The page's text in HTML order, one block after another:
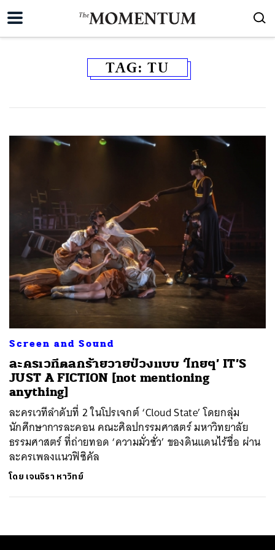
TAG: TU
Screen and Sound
ละครเวทีตลกร้ายวายป่วงแบบ ‘ไทยๆ’ IT’S
JUST A FICTION [not mentioning
anything]
ละครเวทีลำดับที่ 2 ในโปรเจกต์ ‘Cloud State’ โดยกลุ่ม
นักศึกษาการละคอน คณะศิลปกรรมศาสตร์ มหาวิทยาลัย
ธรรมศาสตร์ ที่ถ่ายทอด ‘ความมั่วซั่ว’ ของดินแดนไร้ชื่อ ผ่าน
ละครเพลงแนวฟิซิคัล
โดย เจนจิรา หาวิทย์
SHARE TWEET LINE EMAIL